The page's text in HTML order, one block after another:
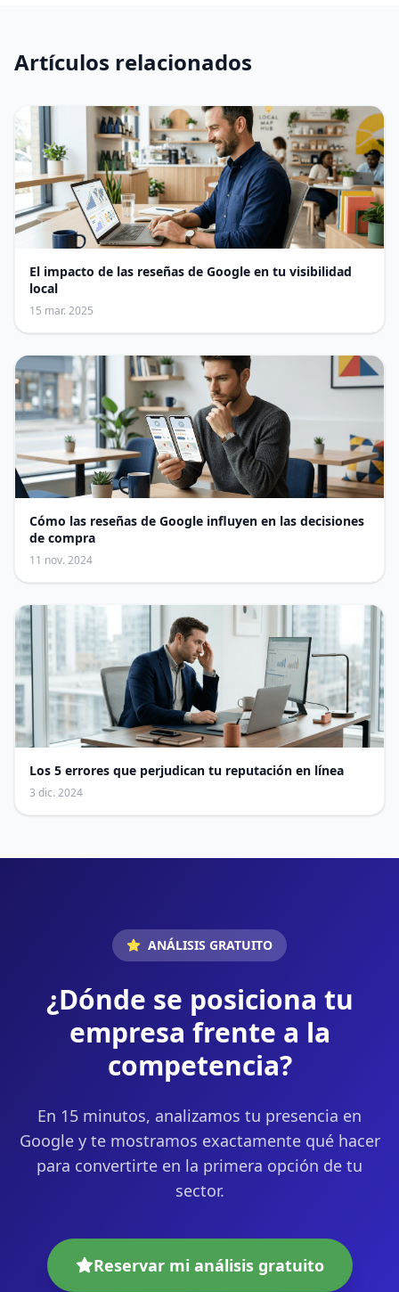
Artículos relacionados
El impacto de las reseñas de Google en tu visibilidad
local
15 mar. 2025
Cómo las reseñas de Google influyen en las decisiones
de compra
11 nov. 2024
Los 5 errores que perjudican tu reputación en línea
3 dic. 2024
ANÁLISIS GRATUITO
¿Dónde se posiciona tu
empresa frente a la
competencia?
En 15 minutos, analizamos tu presencia en
Google y te mostramos exactamente qué hacer
para convertirte en la primera opción de tu
sector.
Reservar mi análisis gratuito